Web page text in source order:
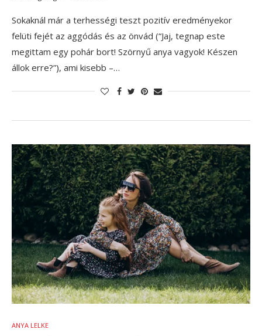
Sokaknál már a terhességi teszt pozitív eredményekor
felüti fejét az aggódás és az önvád (“Jaj, tegnap este
megittam egy pohár bort! Szörnyű anya vagyok! Készen
állok erre?”), ami kisebb –…
ANYA LELKE